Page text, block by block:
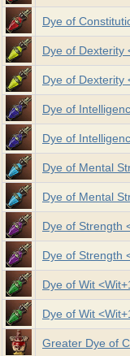
Dye of
Dye of Dexterity
Dye of Dexterity
Dye of
Dye of
Dye of Mental
Dye of Mental
Dye of Strength
Dye of Strength
Dye of Wit
Dye of Wit
Greater Dye of